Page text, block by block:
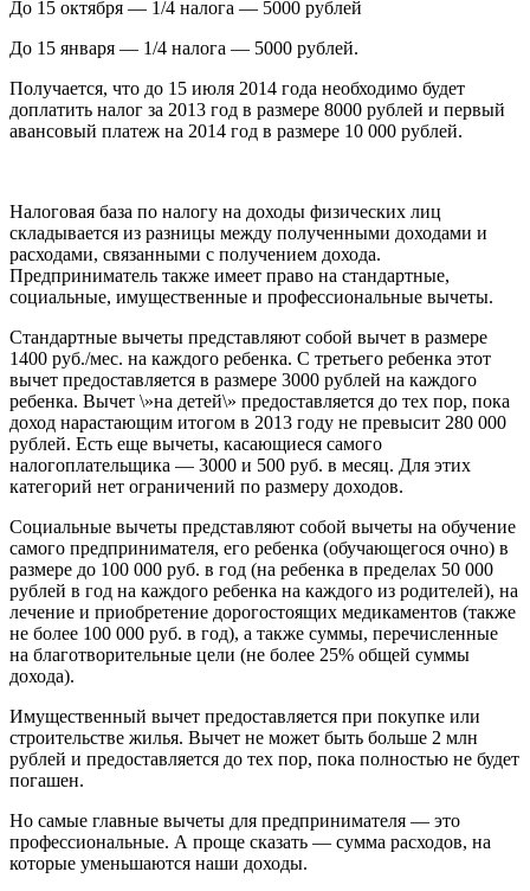
До 15 октября — 1/4 налога — 5000 рублей
До 15 января — 1/4 налога — 5000 рублей.
Получается, что до 15 июля 2014 года необходимо будет
доплатить налог за 2013 год в размере 8000 рублей и первый
авансовый платеж на 2014 год в размере 10 000 рублей.
Налоговая база по налогу на доходы физических лиц
складывается из разницы между полученными доходами и
расходами, связанными с получением дохода.
Предприниматель также имеет право на стандартные,
социальные, имущественные и профессиональные вычеты.
Стандартные вычеты представляют собой вычет в размере
1400 руб./мес. на каждого ребенка. С третьего ребенка этот
вычет предоставляется в размере 3000 рублей на каждого
ребенка. Вычет \»на детей\» предоставляется до тех пор, пока
доход нарастающим итогом в 2013 году не превысит 280 000
рублей. Есть еще вычеты, касающиеся самого
налогоплательщика — 3000 и 500 руб. в месяц. Для этих
категорий нет ограничений по размеру доходов.
Социальные вычеты представляют собой вычеты на обучение
самого предпринимателя, его ребенка (обучающегося очно) в
размере до 100 000 руб. в год (на ребенка в пределах 50 000
рублей в год на каждого ребенка на каждого из родителей), на
лечение и приобретение дорогостоящих медикаментов (также
не более 100 000 руб. в год), а также суммы, перечисленные
на благотворительные цели (не более 25% общей суммы
дохода).
Имущественный вычет предоставляется при покупке или
строительстве жилья. Вычет не может быть больше 2 млн
рублей и предоставляется до тех пор, пока полностью не будет
погашен.
Но самые главные вычеты для предпринимателя — это
профессиональные. А проще сказать — сумма расходов, на
которые уменьшаются наши доходы.